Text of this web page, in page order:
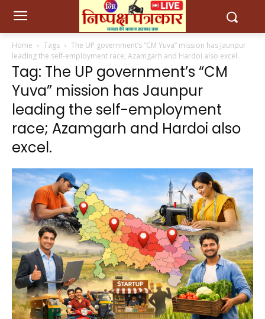
Home Tags
The UP government’s “CM Yuva” mission has Jaunpur
leading the self-employment race; Azamgarh and Hardoi also excel.
Tag: The UP government’s “CM
Yuva” mission has Jaunpur
leading the self-employment
race; Azamgarh and Hardoi also
excel.